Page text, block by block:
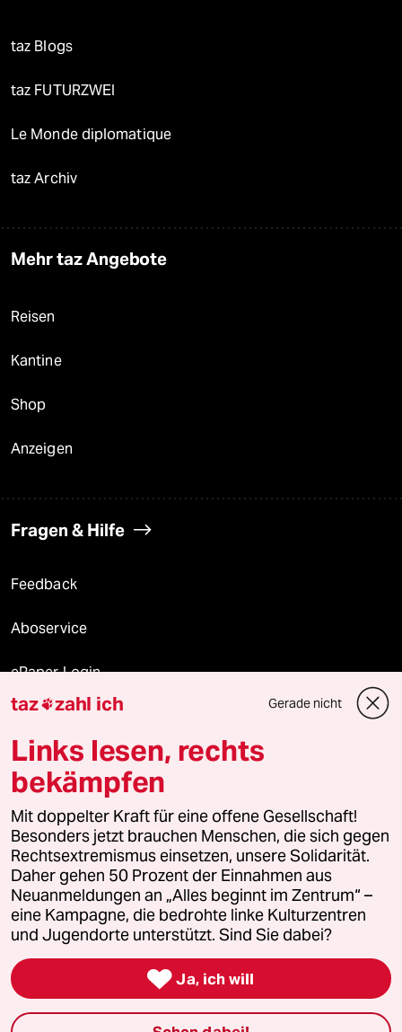
taz Blogs
taz FUTURZWEI
Le Monde diplomatique
taz Archiv
Mehr taz Angebote
Reisen
Kantine
Shop
Anzeigen
Fragen & Hilfe
Feedback
Aboservice
ePaper Login
Downloads für Abonnierende
© 2026 taz Verlags und Vertriebs GmbH
Alle Rechte vorbehalten. Bei rechtlichen Fragen oder für Genehmigungen
wenden Sie sich bitte an
lizenzen@taz.de
Feedback Redaktionsstatut Kommune-Richtlinien
Leitlinie Informant Datenschutz Impressum AGB
Seitenwende Einwilligungen widerrufen (Ads)
taz zahl ich Gerade nicht
Links lesen, rechts
bekämpfen
Mit doppelter Kraft für eine offene Gesellschaft!
Besonders jetzt brauchen Menschen, die sich gegen
Rechtsextremismus einsetzen, unsere Solidarität.
Daher gehen 50 Prozent der Einnahmen aus
Neuanmeldungen an „Alles beginnt im Zentrum“ –
eine Kampagne, die bedrohte linke Kulturzentren
und Jugendorte unterstützt. Sind Sie dabei?
 Ja, ich will